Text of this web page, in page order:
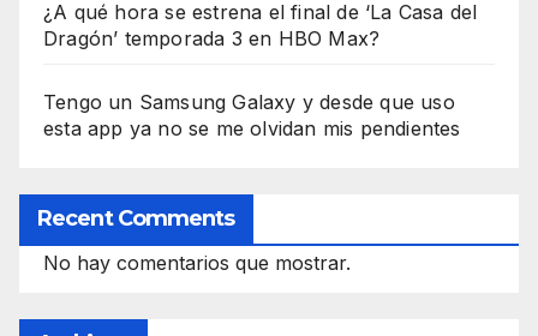
¿A qué hora se estrena el final de ‘La Casa del
Dragón’ temporada 3 en HBO Max?
Tengo un Samsung Galaxy y desde que uso
esta app ya no se me olvidan mis pendientes
Recent Comments
No hay comentarios que mostrar.